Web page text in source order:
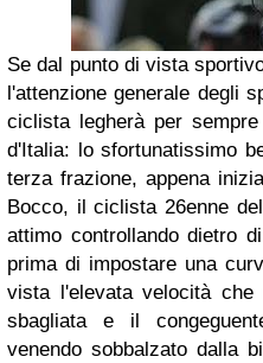
Se dal punto di vista
l'attenzione generale degli
ciclista legherà per
d'Italia: lo sfortunatissimo
terza frazione, appena
Bocco, il ciclista 26enne
attimo controllando dietro
prima di impostare una
vista l'elevata velocità che
sbagliata e il
venendo sobbalzato dalla